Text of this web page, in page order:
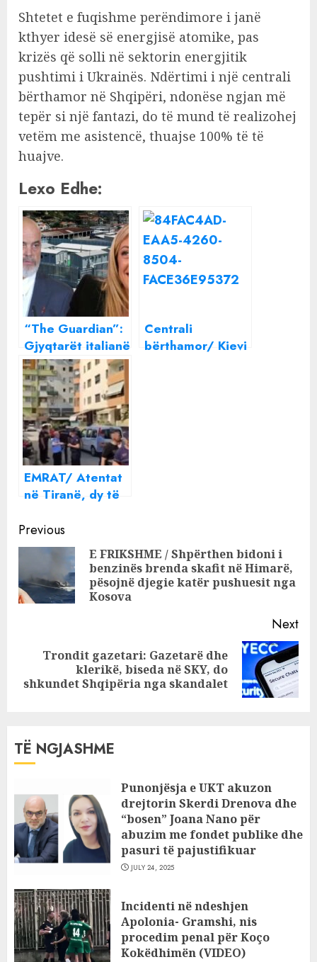
Shtetet e fuqishme perëndimore i janë
kthyer idesë së energjisë atomike, pas
krizës që solli në sektorin energjitik
pushtimi i Ukrainës. Ndërtimi i një centrali
bërthamor në Shqipëri, ndonëse ngjan më
tepër si një fantazi, do të mund të realizohej
vetëm me asistencë, thuajse 100% të të
huajve.
Lexo Edhe:
“The Guardian”:
Gjyqtarët italianë
i dhanë një tjetër
goditje paktit
Rama-Meloni për
refugjatët
Centrali
bërthamor/ Kievi
EMRAT/ Atentat
në Tiranë, dy të
Jonë zbardh
detajet
Continue
Reading
Previous
E FRIKSHME / Shpërthen bidoni i
benzinës brenda skafit në Himarë,
pësojnë djegie katër pushuesit nga
Kosova
Next
Next
post:
Trondit gazetari: Gazetarë dhe
klerikë, biseda në SKY, do
shkundet Shqipëria nga skandalet
TË NGJASHME
Punonjësja e UKT akuzon
drejtorin Skerdi Drenova dhe
“bosen” Joana Nano për
abuzim me fondet publike dhe
pasuri të pajustifikuar
JULY 24, 2025
Incidenti në ndeshjen
Apolonia- Gramshi, nis
procedim penal për Koço
Kokëdhimën (VIDEO)